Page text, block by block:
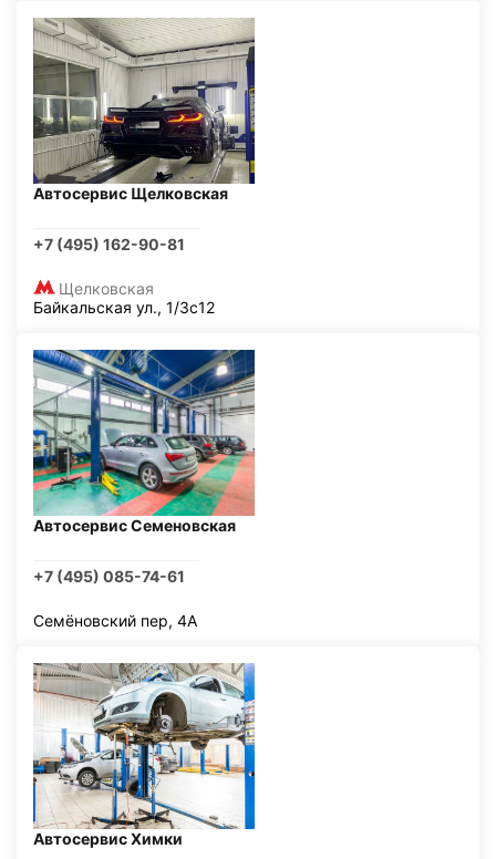
Автосервис Щелковская
+7 (495) 162-90-81
Щелковская
Байкальская ул., 1/3с12
Автосервис Семеновская
+7 (495) 085-74-61
Семёновский пер, 4А
Автосервис Химки